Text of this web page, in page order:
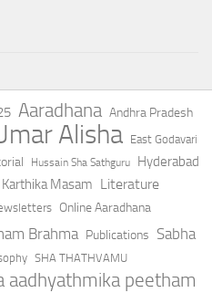
Aaradhana Andhra Pradesh
Alisha East Godavari
Hussain Sha Sathguru Hyderabad
Karthika Masam Literature
Online Aaradhana
Brahma Publications Sabha
SHA THATHVAMU
aadhyathmika peetham